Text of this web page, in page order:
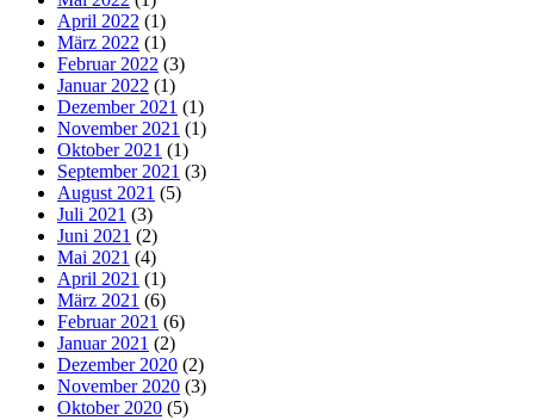
April 2022 (1)
März 2022 (1)
Februar 2022 (3)
Januar 2022 (1)
Dezember 2021 (1)
November 2021 (1)
Oktober 2021 (1)
September 2021 (3)
August 2021 (5)
Juli 2021 (3)
Juni 2021 (2)
Mai 2021 (4)
April 2021 (1)
März 2021 (6)
Februar 2021 (6)
Januar 2021 (2)
Dezember 2020 (2)
November 2020 (3)
Oktober 2020 (5)